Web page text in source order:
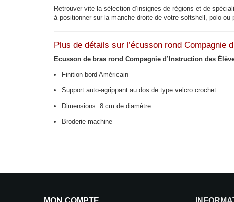
Retrouver vite la sélection d’insignes de régions et de
à positionner sur la manche droite de votre softshell, polo ou
Plus de détails sur l’écusson rond Compagnie
Ecusson de bras rond Compagnie d’Instruction des
Finition bord Américain
Support auto-agrippant au dos de type velcro crochet
Dimensions: 8 cm de diamètre
Broderie machine